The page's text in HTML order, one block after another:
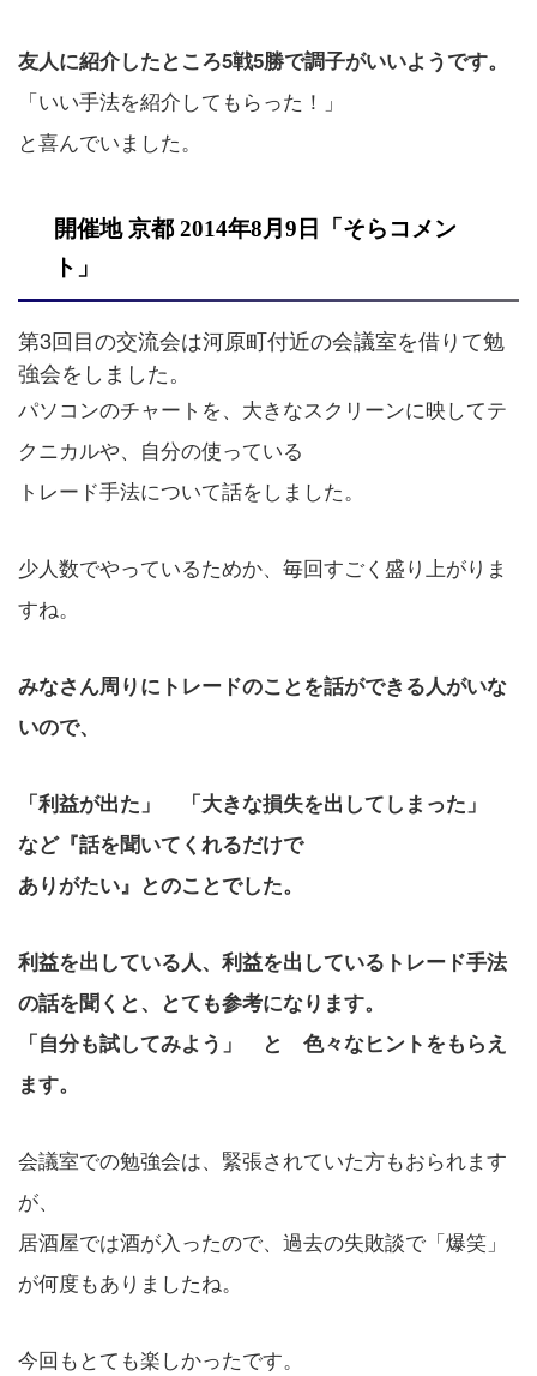
友人に紹介したところ5戦5勝で調子がいいようです。
「いい手法を紹介してもらった！」
と喜んでいました。
開催地 京都 2014年8月9日「そらコメン
ト」
第3回目の交流会は河原町付近の会議室を借りて勉
強会をしました。
パソコンのチャートを、大きなスクリーンに映してテ
クニカルや、自分の使っている
トレード手法について話をしました。
少人数でやっているためか、毎回すごく盛り上がりま
すね。
みなさん周りにトレードのことを話ができる人がいな
いので、
「利益が出た」 「大きな損失を出してしまった」
など『話を聞いてくれるだけで
ありがたい』とのことでした。
利益を出している人、利益を出しているトレード手法
の話を聞くと、とても参考になります。
「自分も試してみよう」 と 色々なヒントをもらえ
ます。
会議室での勉強会は、緊張されていた方もおられます
が、
居酒屋では酒が入ったので、過去の失敗談で「爆笑」
が何度もありましたね。
今回もとても楽しかったです。